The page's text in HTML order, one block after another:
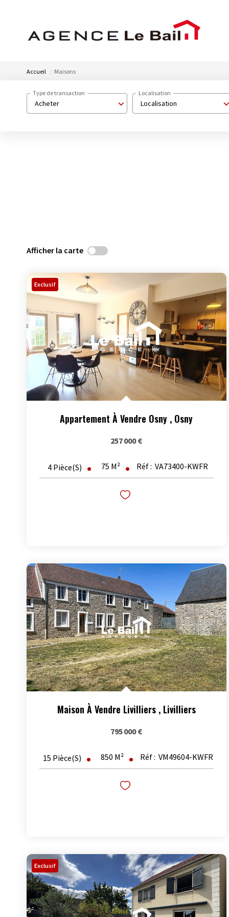
Accueil Maisons
Acheter
Type de transaction
Localisation
Localisation
Afficher la carte
Exclusif
Appartement À Vendre Osny , Osny
257 000 €
4 Pièce(s) 75 M² Réf : VA73400-KWFR
Maison À Vendre Livilliers , Livilliers
795 000 €
15 Pièce(s) 850 M² Réf : VM49604-KWFR
Exclusif